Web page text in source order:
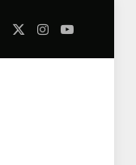
X
Instagram
YouTube